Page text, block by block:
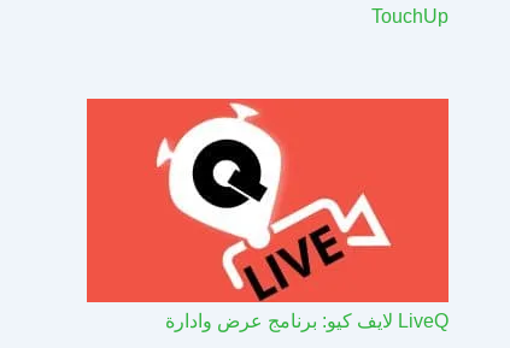
TouchUp
LiveQ لايف كيو: برنامج عرض وادارة